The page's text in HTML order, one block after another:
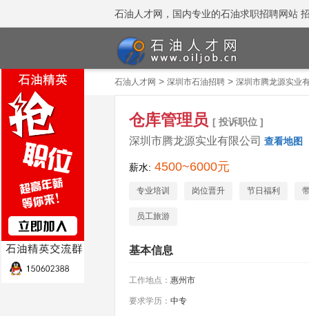
石油人才网，国内专业的石油求职招聘网站
石油人才网 > 深圳市石油招聘> 深圳市腾龙源实业
仓库管理员 [ 投诉职位 ]
深圳市腾龙源实业有限公司 查看地图
薪水: 4500~6000元
专业培训 岗位晋升 节日福利
员工旅游
基本信息
工作地点： 惠州市
要求学历： 中专